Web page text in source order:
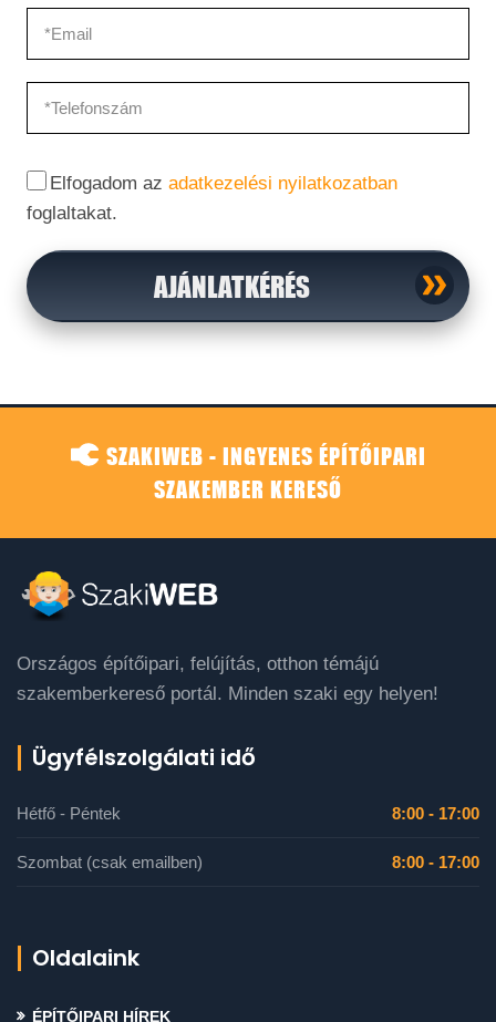
Elfogadom az adatkezelési nyilatkozatban
foglaltakat.
AJÁNLATKÉRÉS
SZAKIWEB - INGYENES ÉPÍTŐIPARI
SZAKEMBER KERESŐ
Országos építőipari, felújítás, otthon témájú
szakemberkereső portál. Minden szaki egy helyen!
Ügyfélszolgálati idő
Hétfő - Péntek 8:00 - 17:00
Szombat (csak emailben) 8:00 - 17:00
Oldalaink
ÉPÍTŐIPARI HÍREK